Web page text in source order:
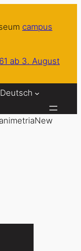
campus
ab 3. August
Deutsch